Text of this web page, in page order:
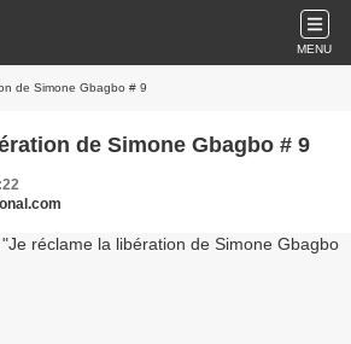
MENU
de Simone Gbagbo # 9
de Simone Gbagbo # 9